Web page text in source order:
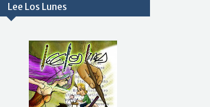
Lee Los Lunes